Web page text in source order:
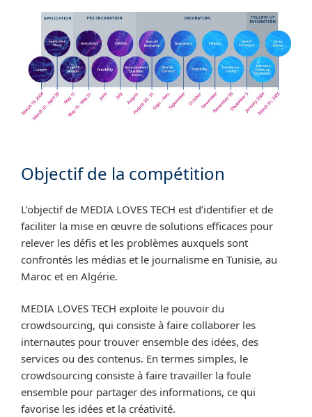
Objectif de la compétition
L’objectif de MEDIA LOVES TECH est d’identifier et de
faciliter la mise en œuvre de solutions efficaces pour
relever les défis et les problèmes auxquels sont
confrontés les médias et le journalisme en Tunisie, au
Maroc et en Algérie.
MEDIA LOVES TECH exploite le pouvoir du
crowdsourcing, qui consiste à faire collaborer les
internautes pour trouver ensemble des idées, des
services ou des contenus. En termes simples, le
crowdsourcing consiste à faire travailler la foule
ensemble pour partager des informations, ce qui
favorise les idées et la créativité.